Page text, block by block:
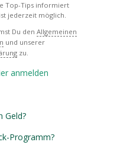
Top-Tips informiert
jederzeit möglich.
Du den Allgemeinen
und unserer
zu.
anmelden
Geld?
Programm?